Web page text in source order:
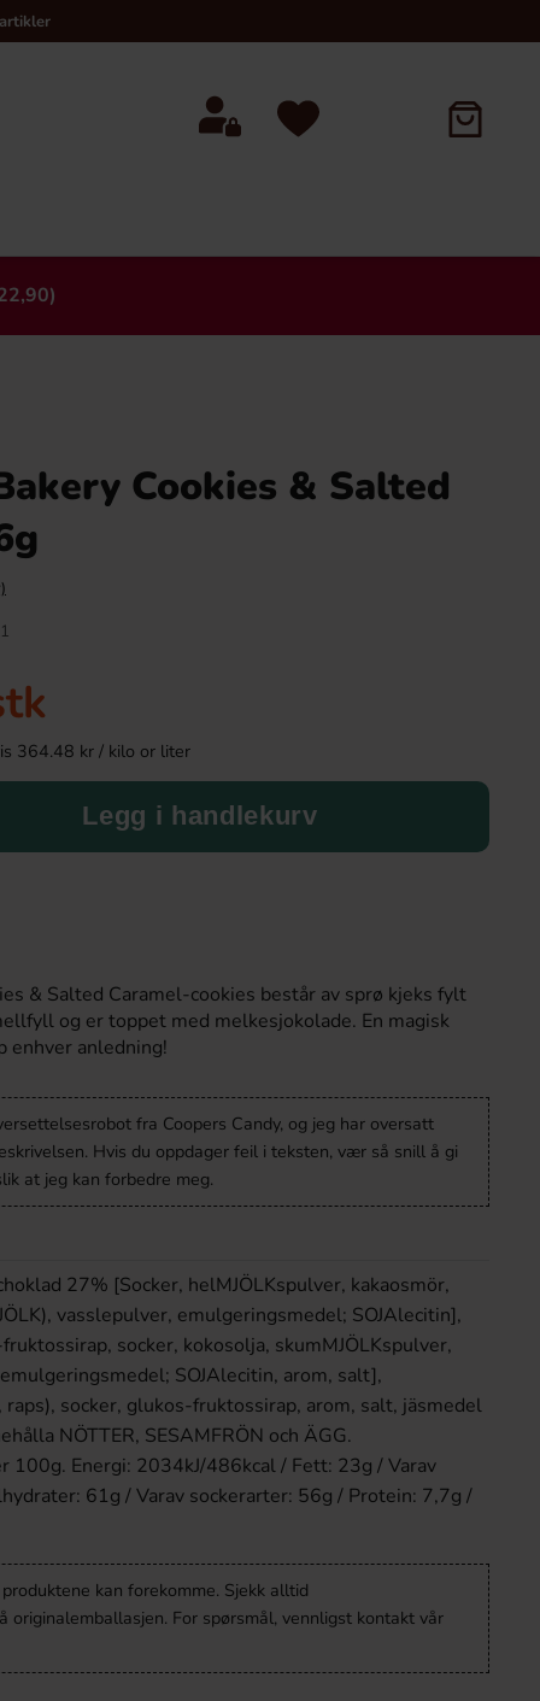
Köp Köp
Cookies & Salted
364.48 kr / kilo or liter
Legg i handlekurv
& Salted Caramel-cookies består av sprø kjeks fylt
og er toppet med melkesjokolade. En magisk
enhver anledning!
fra Coopers Candy, og jeg har oversatt
Hvis du oppdager feil i teksten, vær så snill å gi
at jeg kan forbedre meg.
27% [Socker, helMJÖLKspulver, kakaosmör,
vasslepulver, emulgeringsmedel; SOJAlecitin],
socker, kokosolja, skumMJÖLKspulver,
SOJAlecitin, arom, salt],
socker, glukos-fruktossirap, arom, salt, jäsmedel
NÖTTER, SESAMFRÖN och ÄGG.
100g. Energi: 2034kJ/486kcal / Fett: 23g / Varav
61g / Varav sockerarter: 56g / Protein: 7,7g /
kan forekomme. Sjekk alltid
originalemballasjen. For spørsmål, vennligst kontakt vår